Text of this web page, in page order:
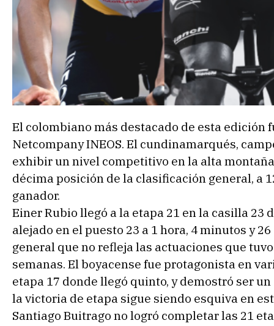
El colombiano más destacado de esta edición
Netcompany INEOS. El cundinamarqués,
exhibir un nivel competitivo en la alta
décima posición de la clasificación general, a
ganador.
Einer Rubio llegó a la etapa 21 en la casilla 23
alejado en el puesto 23 a 1 hora, 4 minutos y
general que no refleja las actuaciones que
semanas. El boyacense fue protagonista en
etapa 17 donde llegó quinto, y demostró ser
la victoria de etapa sigue siendo esquiva en
Santiago Buitrago no logró completar las 21